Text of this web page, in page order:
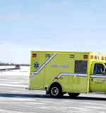
Côte d´Ivoire/
infectées
À NE PAS RATER !
Azaguié : une
libyens et par
Résultat : une
toujours dans
d’État militaires.
Un verdict